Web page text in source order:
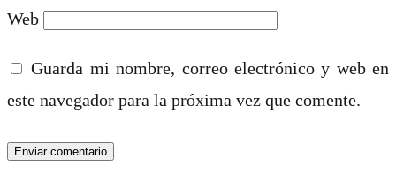
Web
Guarda mi nombre, correo electrónico y web en
este navegador para la próxima vez que comente.